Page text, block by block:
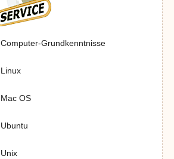
Computer-Grundkenntnisse
Linux
Mac OS
Ubuntu
Unix